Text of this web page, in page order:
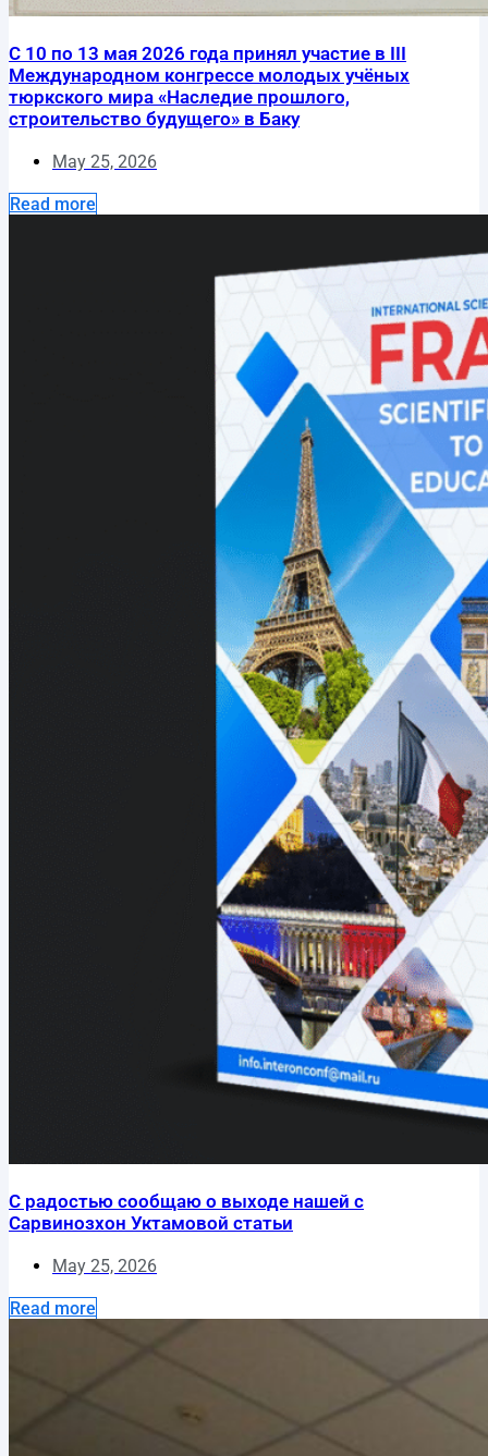
С 10 по 13 мая 2026 года принял участие в III
Международном конгрессе молодых учёных
тюркского мира «Наследие прошлого,
строительство будущего» в Баку
May 25, 2026
Read more
С радостью сообщаю о выходе нашей с
Сарвинозхон Уктамовой статьи
May 25, 2026
Read more